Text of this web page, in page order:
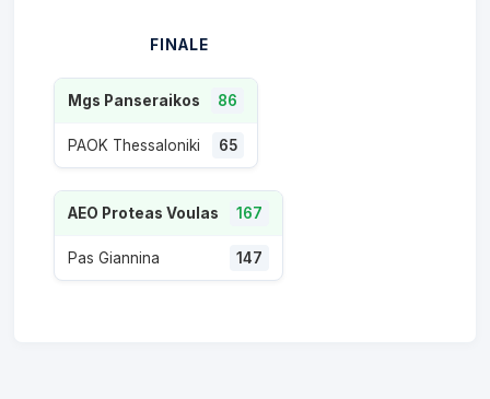
FINALE
Mgs Panseraikos 86
PAOK Thessaloniki 65
AEO Proteas Voulas 167
Pas Giannina 147